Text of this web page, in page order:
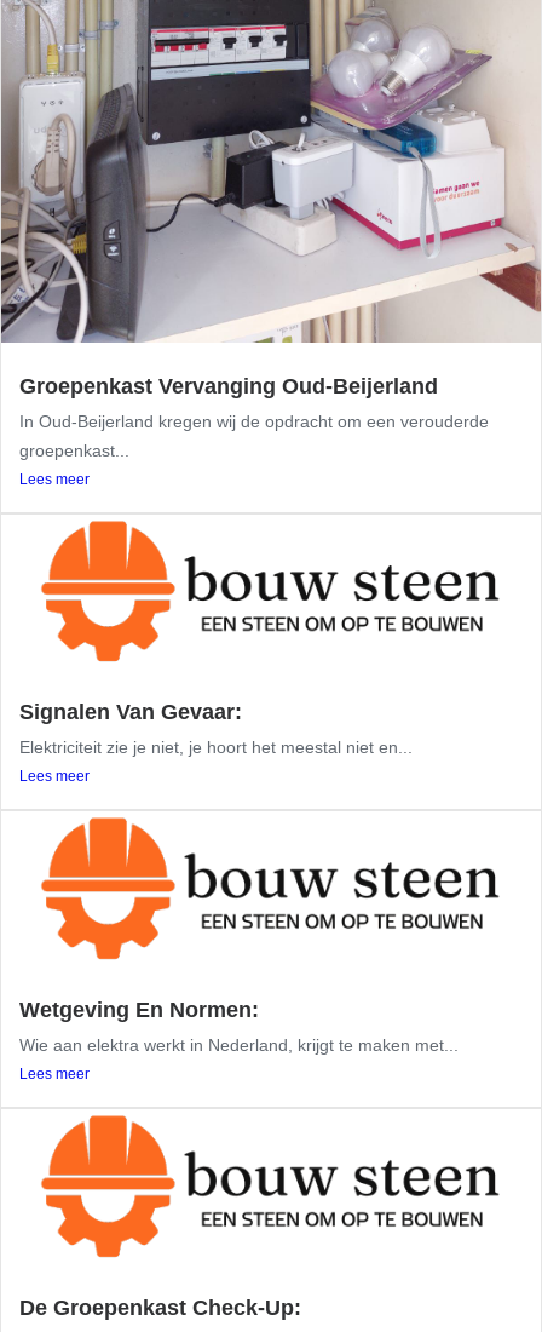
Groepenkast Vervanging Oud-Beijerland
In Oud-Beijerland kregen wij de opdracht om een verouderde
groepenkast...
Lees meer
Signalen Van Gevaar:
Elektriciteit zie je niet, je hoort het meestal niet en...
Lees meer
Wetgeving En Normen:
Wie aan elektra werkt in Nederland, krijgt te maken met...
Lees meer
De Groepenkast Check-Up: